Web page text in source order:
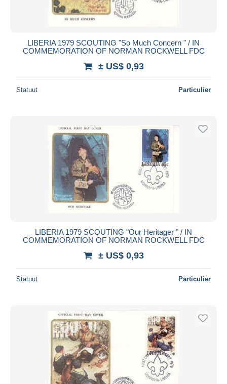
LIBERIA 1979 SCOUTING "So Much Concern " / IN
COMMEMORATION OF NORMAN ROCKWELL FDC
± US$ 0,93
Statuut Particulier
LIBERIA 1979 SCOUTING "Our Heritager " / IN
COMMEMORATION OF NORMAN ROCKWELL FDC
± US$ 0,93
Statuut Particulier